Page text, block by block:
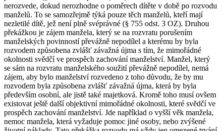
nerozvede, dokud nerozhodne o poměrech dítěte v době po rozvodu
manželů. To se samozřejmě týká pouze těch manželů, kteří mají
nezletilé dítě, jež není plně svéprávné (§ 755 odst. 3 OZ). Druhou
překážkou je zájem manžela, který se na rozvratu porušením
manželských povinností převážně nepodílel a kterému by byla
rozvodem způsobena zvlášť závažná újma s tím, že mimořádné
okolnosti svědčí ve prospěch zachování manželství. Manžel, který
se sám na rozvratu manželského soužití převážně nepodílel, nemá
zájem, aby bylo manželství rozvedeno z toho důvodu, že by mu
rozvodem byla způsobena zvlášť závažná újma, která by byla
především osobní, ale jistě také majetková. Kromě toho musí ovšem
existovat ještě další objektivní mimořádné okolnosti, které svědčí ve
prospěch zachování manželství. Jde například o vyšší věk manžela,
nemoc manžela, která vyžaduje pomoc jiné osoby, nebo zvýšené